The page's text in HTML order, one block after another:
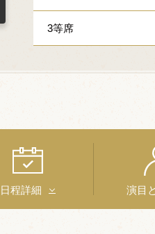
3等席
日程詳細 演目